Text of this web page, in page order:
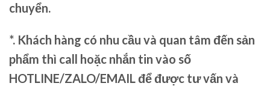
chuyển.
*. Khách hàng có nhu cầu và quan tâm đến sản
phẩm thì call hoặc nhắn tin vào số
HOTLINE/ZALO/EMAIL để được tư vấn và